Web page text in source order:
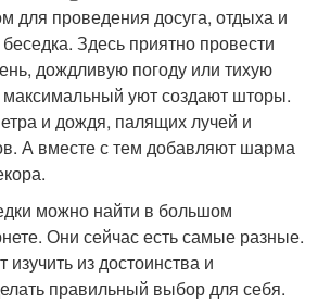
для проведения досуга, отдыха и
Здесь приятно провести
дождливую погоду или тихую
уют создают шторы.
и дождя, палящих лучей и
А вместе с тем добавляют шарма
можно найти в большом
Они сейчас есть самые разные.
из достоинства и
правильный выбор для себя.